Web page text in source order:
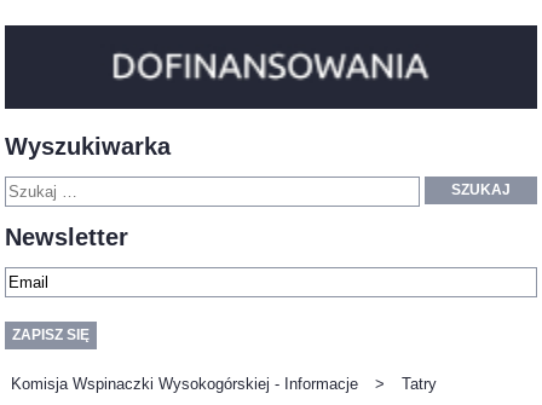
Wyszukiwarka
SZUKAJ
Newsletter
Komisja Wspinaczki Wysokogórskiej - Informacje > Tatry